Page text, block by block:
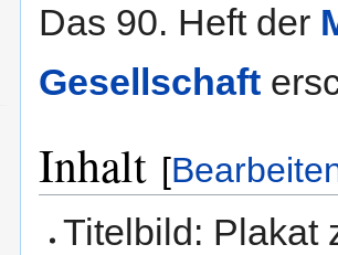
Navigation
Suche
Das 90. Heft der
Gesellschaft
Inhalt [
Titelbild: Plakat